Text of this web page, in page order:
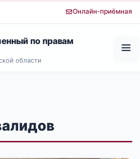
Онлайн-приёмная
по правам
области